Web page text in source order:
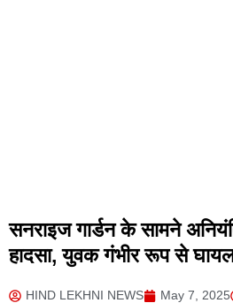
सनराइज गार्डन के सामने
हादसा, युवक गंभीर रूप से
HIND LEKHNI NEWS May 7, 2025